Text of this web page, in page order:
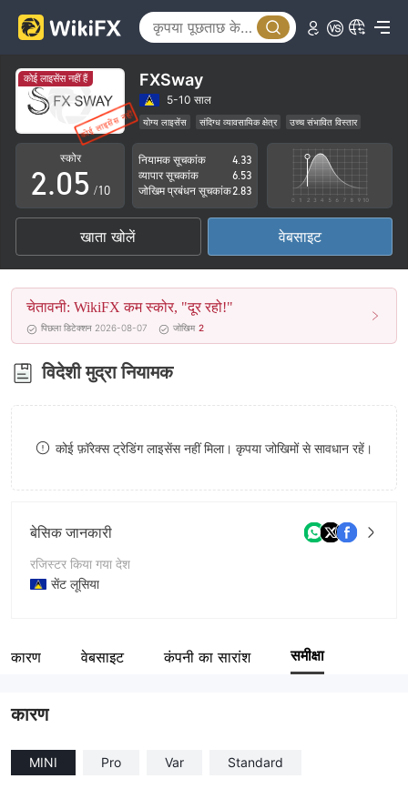
कोई लाइसेंस नहीं हैं FXSway
5-10 साल
योग्य लाइसेंस संदिग्ध व्यावसायिक क्षेत्र उच्च संभावित विस्तार
स्कोर
0
1
2
3
4
5
6
7
8
9
.0
1
2
3
4
5
6
7
1
2
3
4
5
6
7
8
9
/10
नियामक सूचकांक
4.33
व्यापार सूचकांक
6.53
जोखिम प्रबंधन सूचकांक2.83
खाता खोलें वेबसाइट
चेतावनी: WikiFX कम स्कोर, "दूर रहो!"
पिछला डिटेक्शन 2026-08-07 जोखिम 2
विदेशी मुद्रा नियामक
कोई फ़ॉरेक्स ट्रेडिंग लाइसेंस नहीं मिला। कृपया जोखिमों से सावधान रहें।
बेसिक जानकारी
रजिस्टर किया गया देश
सेंट लूसिया
कंपनी का नाम
कारण वेबसाइट कंपनी का सारांश समीक्षा
कारण
MINI Pro Var Standard